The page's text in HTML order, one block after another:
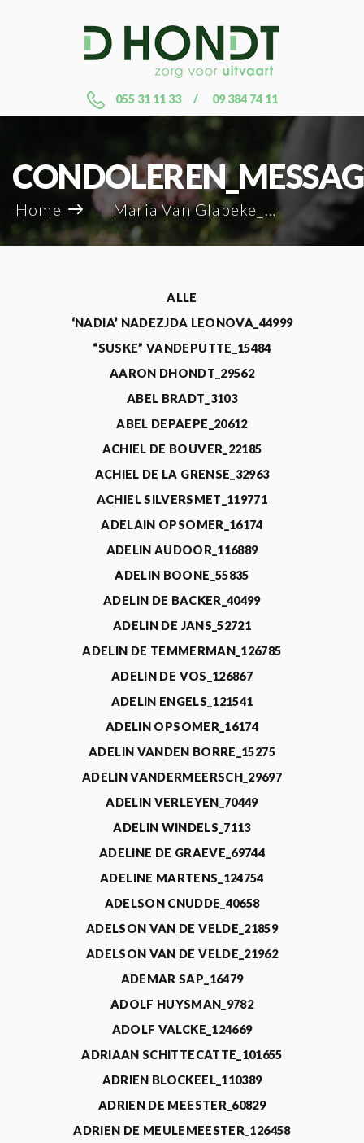
055 31 11 33 09 384 74 11
Home Maria Van Glabeke_98039
ALLE
‘NADIA’ NADEZJDA LEONOVA_44999
“SUSKE” VANDEPUTTE_15484
AARON DHONDT_29562
ABEL BRADT_3103
ABEL DEPAEPE_20612
ACHIEL DE BOUVER_22185
ACHIEL DE LA GRENSE_32963
ACHIEL SILVERSMET_119771
ADELAIN OPSOMER_16174
ADELIN AUDOOR_116889
ADELIN BOONE_55835
ADELIN DE BACKER_40499
ADELIN DE JANS_52721
ADELIN DE TEMMERMAN_126785
ADELIN DE VOS_126867
ADELIN ENGELS_121541
ADELIN OPSOMER_16174
ADELIN VANDEN BORRE_15275
ADELIN VANDERMEERSCH_29697
ADELIN VERLEYEN_70449
ADELIN WINDELS_7113
ADELINE DE GRAEVE_69744
ADELINE MARTENS_124754
ADELSON CNUDDE_40658
ADELSON VAN DE VELDE_21859
ADELSON VAN DE VELDE_21962
ADEMAR SAP_16479
ADOLF HUYSMAN_9782
ADOLF VALCKE_124669
ADRIAAN SCHITTECATTE_101655
ADRIEN BLOCKEEL_110389
ADRIEN DE MEESTER_60829
ADRIEN DE MEULEMEESTER_126458